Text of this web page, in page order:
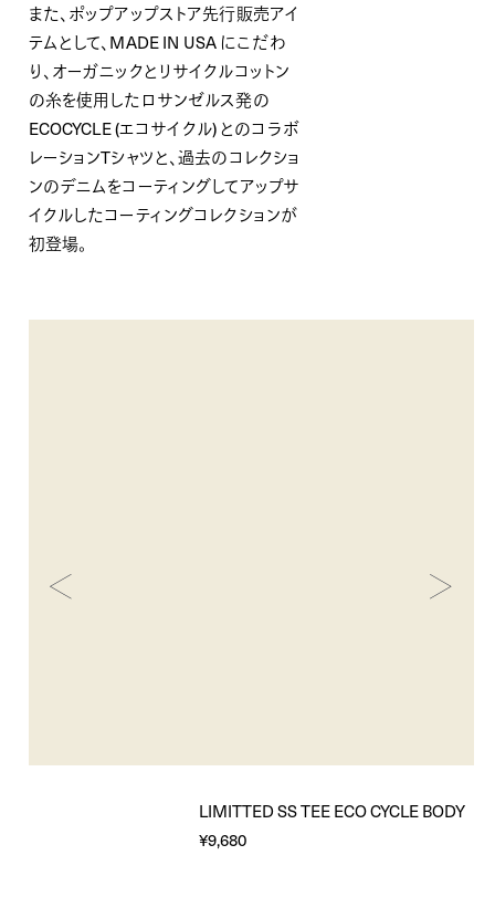
また、ポップアップストア先⾏販売アイ
テムとして、MADE IN USA にこだわ
り、オーガニックとリサイクルコットン
の⽷を使⽤したロサンゼルス発の
ECOCYCLE (エコサイクル) とのコラボ
レーションTシャツと、過去のコレクショ
ンのデニムをコーティングしてアップサ
イクルしたコーティングコレクションが
初登場。
LIMITTED SS TEE ECO CYCLE BODY
¥9,680